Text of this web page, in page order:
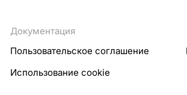
Документация
Пользовательское соглашение
Использование cookie